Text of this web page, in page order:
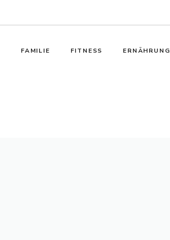
FAMILIE FITNESS ERNÄHRUNG